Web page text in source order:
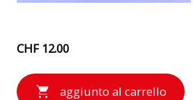
CHF 12.00
aggiunto al carrello